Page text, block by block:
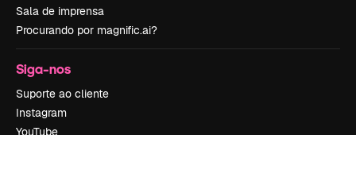
Sala de imprensa
Procurando por magnific.ai?
Siga-nos
Suporte ao cliente
Instagram
YouTube